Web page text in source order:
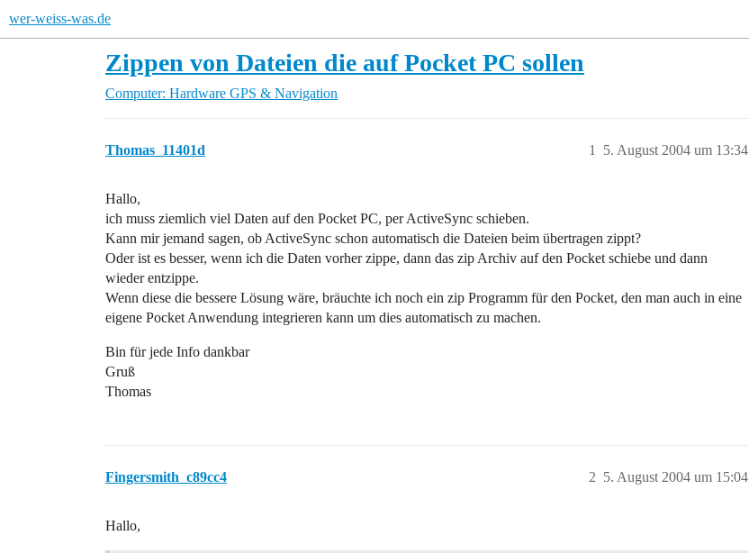
wer-weiss-was.de
Zippen von Dateien die auf Pocket PC sollen
Computer: Hardware GPS & Navigation
Thomas_11401d 5. August 2004 um 13:34
1
Hallo,
ich muss ziemlich viel Daten auf den Pocket PC, per ActiveSync schieben.
Kann mir jemand sagen, ob ActiveSync schon automatisch die Dateien beim übertragen zippt?
Oder ist es besser, wenn ich die Daten vorher zippe, dann das zip Archiv auf den Pocket schiebe und dann
wieder entzippe.
Wenn diese die bessere Lösung wäre, bräuchte ich noch ein zip Programm für den Pocket, den man auch in eine
eigene Pocket Anwendung integrieren kann um dies automatisch zu machen.
Bin für jede Info dankbar
Gruß
Thomas
Fingersmith_c89cc4 5. August 2004 um 15:04
2
Hallo,